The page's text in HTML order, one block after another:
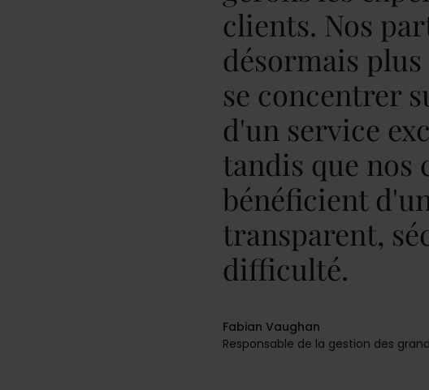
clients. Nos
désormais
se concentrer
d'un service
tandis que nos
bénéficient
transparent,
difficulté.
Fabian Vaughan
Responsable de la gestion des